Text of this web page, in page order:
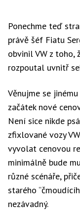
Ponechme teď
právě šéf Fiatu
obvinil VW z toho,
rozpoutal uvnitř
Věnujme se
začátek nové
Není sice nikde
zfixlované vozy
vyvolat cenovou
minimálně bude
různé scénáře,
starého
nezávadný.